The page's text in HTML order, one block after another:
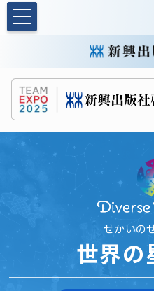
せかいの
世界の